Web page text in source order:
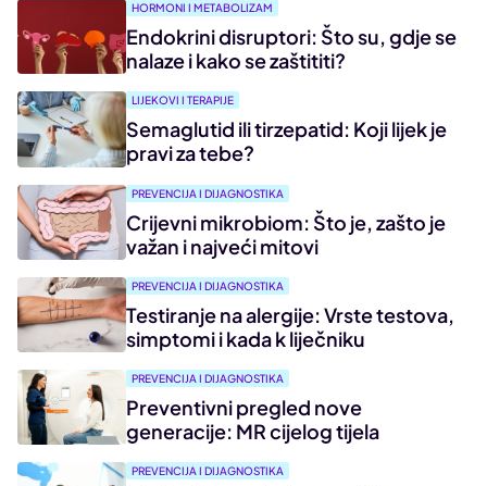
HORMONI I METABOLIZAM
Endokrini disruptori: Što su, gdje se
nalaze i kako se zaštititi?
LIJEKOVI I TERAPIJE
Semaglutid ili tirzepatid: Koji lijek je
pravi za tebe?
PREVENCIJA I DIJAGNOSTIKA
Crijevni mikrobiom: Što je, zašto je
važan i najveći mitovi
PREVENCIJA I DIJAGNOSTIKA
Testiranje na alergije: Vrste testova,
simptomi i kada k liječniku
PREVENCIJA I DIJAGNOSTIKA
Preventivni pregled nove
generacije: MR cijelog tijela
PREVENCIJA I DIJAGNOSTIKA